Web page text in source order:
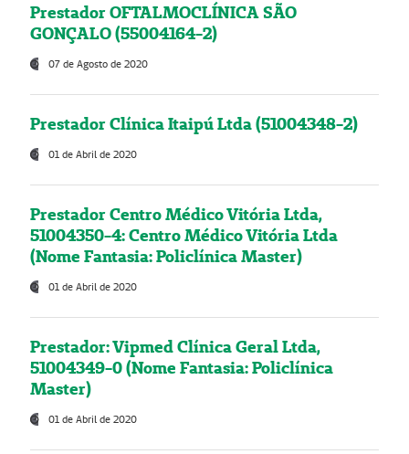
Prestador OFTALMOCLÍNICA SÃO
GONÇALO (55004164-2)
07 de Agosto de 2020
Prestador Clínica Itaipú Ltda (51004348-2)
01 de Abril de 2020
Prestador Centro Médico Vitória Ltda,
51004350-4: Centro Médico Vitória Ltda
(Nome Fantasia: Policlínica Master)
01 de Abril de 2020
Prestador: Vipmed Clínica Geral Ltda,
51004349-0 (Nome Fantasia: Policlínica
Master)
01 de Abril de 2020